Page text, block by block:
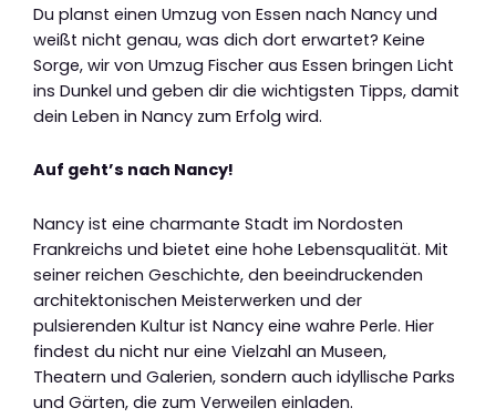
Du planst einen Umzug von Essen nach Nancy und
weißt nicht genau, was dich dort erwartet? Keine
Sorge, wir von Umzug Fischer aus Essen bringen Licht
ins Dunkel und geben dir die wichtigsten Tipps, damit
dein Leben in Nancy zum Erfolg wird.
Auf geht’s nach Nancy!
Nancy ist eine charmante Stadt im Nordosten
Frankreichs und bietet eine hohe Lebensqualität. Mit
seiner reichen Geschichte, den beeindruckenden
architektonischen Meisterwerken und der
pulsierenden Kultur ist Nancy eine wahre Perle. Hier
findest du nicht nur eine Vielzahl an Museen,
Theatern und Galerien, sondern auch idyllische Parks
und Gärten, die zum Verweilen einladen.